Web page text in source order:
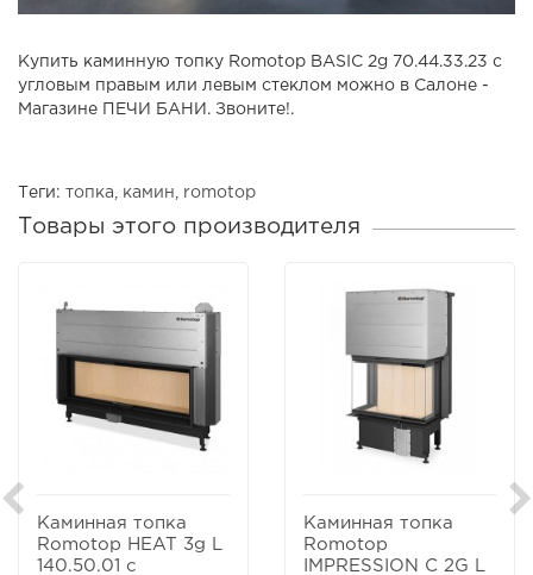
Купить каминную топку Romotop BASIC 2g 70.44.33.23 с
угловым правым или левым стеклом можно в Салоне -
Магазине ПЕЧИ БАНИ. Звоните!.
Теги: топка камин romotop
Товары этого производителя
Каминная топка
Romotop HEAT 3g L
140.50.01 с
Каминная топка
Romotop
IMPRESSION C 2G L